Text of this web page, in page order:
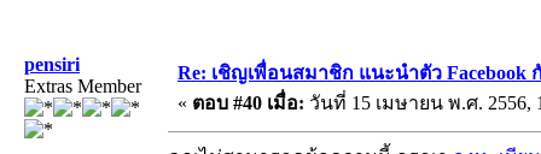
pensiri
Extras Member
Re: เชิญเพื่อนสมาชิก แนะนำตัว Facebook
« ตอบ #40 เมื่อ: วันที่ 15 เมษายน พ.ศ. 2556,